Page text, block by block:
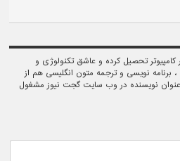
کامپیوتر تحصیل کرده و عاشق تکنولوژی و
نویسی و ترجمه متون انگلیسی هم از
نویسنده در وب سایت گجت نیوز مشغول